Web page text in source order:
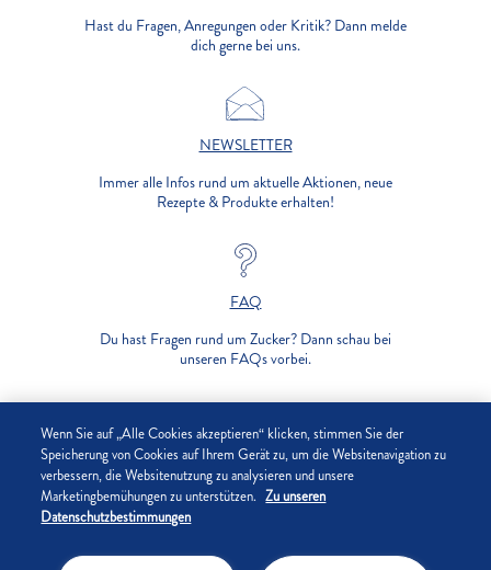
Hast du Fragen, Anregungen oder Kritik? Dann melde
dich gerne bei uns.
NEWSLETTER
Immer alle Infos rund um aktuelle Aktionen, neue
Rezepte & Produkte erhalten!
FAQ
Du hast Fragen rund um Zucker? Dann schau bei
unseren FAQs vorbei.
UNTERNEHMEN
DATENSCHUTZ
Wenn Sie auf „Alle Cookies akzeptieren“ klicken, stimmen Sie der
Speicherung von Cookies auf Ihrem Gerät zu, um die Websitenavigation zu
verbessern, die Websitenutzung zu analysieren und unsere
Marketingbemühungen zu unterstützen. Zu unseren
Datenschutzbestimmungen